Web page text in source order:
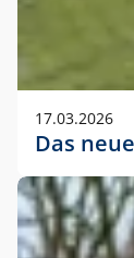
17.03.2026
Das